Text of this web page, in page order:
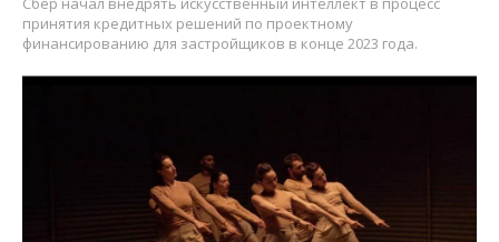
принятия кредитных решений по проектному
финансированию для застройщиков в конце 2023 года.